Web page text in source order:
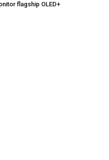
flagship OLED+